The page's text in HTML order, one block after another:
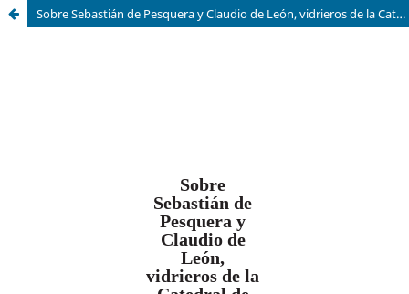
Sobre Sebastián de Pesquera y Claudio de León, vidrieros de la Catedral de Sevilla